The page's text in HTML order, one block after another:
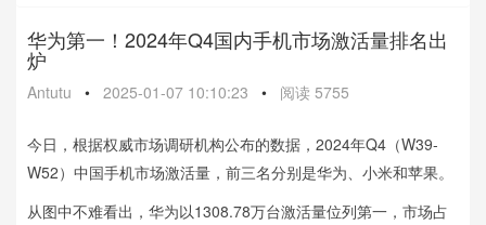
华为第一！2024年Q4国内手机市场激活量排名出
炉
Antutu • 2025-01-07 10:10:23 • 阅读 5755
今日，根据权威市场调研机构公布的数据，2024年Q4（W39-
W52）中国手机市场激活量，前三名分别是华为、小米和苹果。
从图中不难看出，华为以1308.78万台激活量位列第一，市场占